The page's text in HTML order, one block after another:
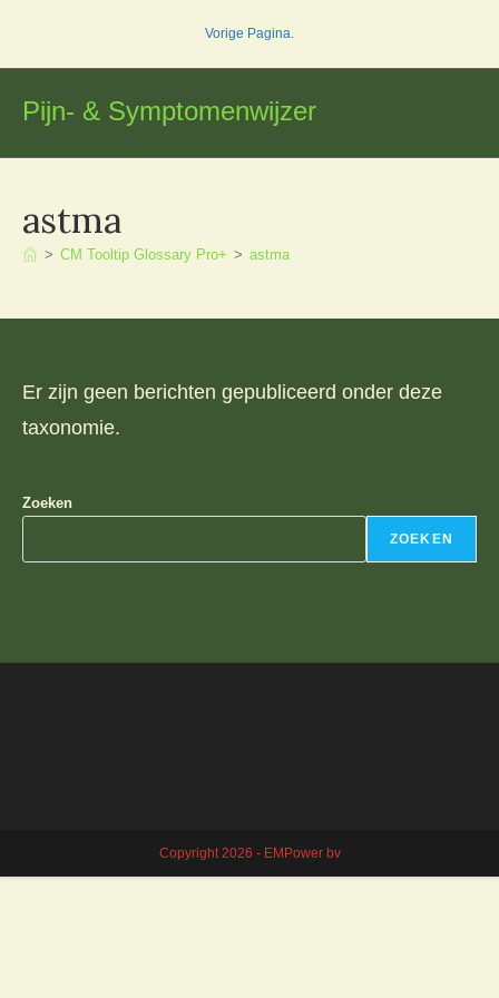
inhoud
Vorige Pagina.
Pijn- & Symptomenwijzer
astma
> CM Tooltip Glossary Pro+ > astma
Er zijn geen berichten gepubliceerd onder deze
taxonomie.
Zoeken
ZOEKEN
Copyright 2026 - EMPower bv